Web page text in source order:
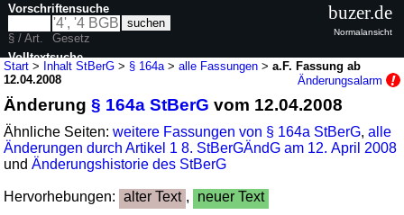
Start > Inhalt StBerG > § 164a >alle Fassungen >a.F. Fassung ab
12.04.2008
Änderungsalarm
Änderung§ 164a StBerG vom 12.04.2008
Ähnliche Seiten:weitere Fassungen von § 164a StBerG,alle
Änderungen durch Artikel 1 8. StBerGÄndG am 12. April 2008
undÄnderungshistorie des StBerG
Hervorhebungen: alter Text , neuer Text
Vorschriftensuche
§ / Art.
Gesetz
Volltextsuche
buzer.de
Normalansicht